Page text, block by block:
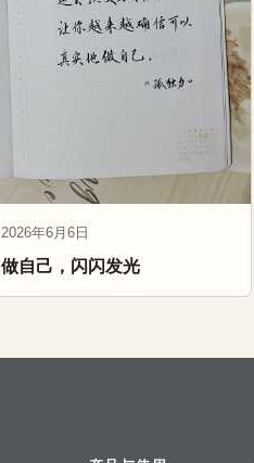
2026年6月6日
做自己，闪闪发光